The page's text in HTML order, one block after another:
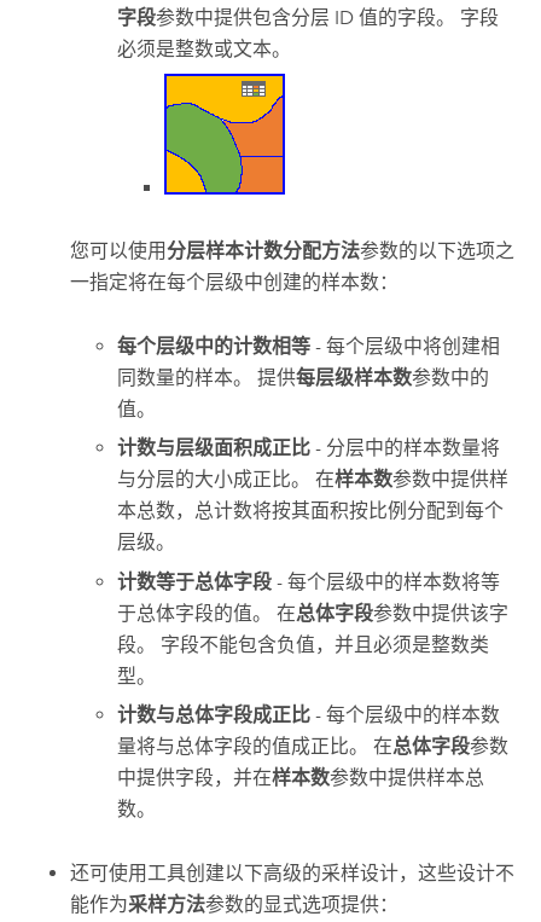
字段参数中提供包含分层 ID 值的字段。 字段
必须是整数或文本。
您可以使用分层样本计数分配方法参数的以下选项之
一指定将在每个层级中创建的样本数：
每个层级中的计数相等 - 每个层级中将创建相
同数量的样本。 提供每层级样本数参数中的
值。
计数与层级面积成正比 - 分层中的样本数量将
与分层的大小成正比。 在样本数参数中提供样
本总数，总计数将按其面积按比例分配到每个
层级。
计数等于总体字段 - 每个层级中的样本数将等
于总体字段的值。 在总体字段参数中提供该字
段。 字段不能包含负值，并且必须是整数类
型。
计数与总体字段成正比 - 每个层级中的样本数
量将与总体字段的值成正比。 在总体字段参数
中提供字段，并在样本数参数中提供样本总
数。
还可使用工具创建以下高级的采样设计，这些设计不
能作为采样方法参数的显式选项提供：